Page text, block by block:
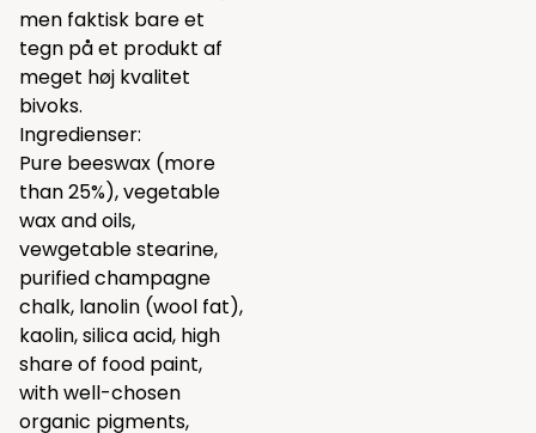
men faktisk bare et
tegn på et produkt af
meget høj kvalitet
bivoks.
Ingredienser:
Pure beeswax (more
than 25%), vegetable
wax and oils,
vewgetable stearine,
purified champagne
chalk, lanolin (wool fat),
kaolin, silica acid, high
share of food paint,
with well-chosen
organic pigments,